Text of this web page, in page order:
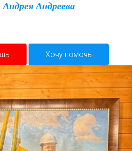
Андрея Андреева
Хочу помочь